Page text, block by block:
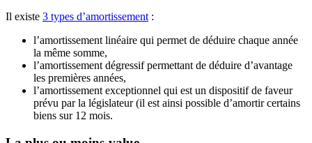
Il existe 3 types d’amortissement :
l’amortissement linéaire qui permet de déduire chaque année
la même somme,
l’amortissement dégressif permettant de déduire d’avantage
les premières années,
l’amortissement exceptionnel qui est un dispositif de faveur
prévu par la législateur (il est ainsi possible d’amortir certains
biens sur 12 mois.